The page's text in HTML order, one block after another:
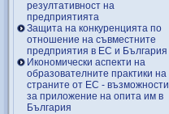
резултативност на
предприятията
Защита на конкуренцията по
отношение на съвместните
предприятия в ЕС и България
Икономически аспекти на
образователните практики на
страните от ЕС - възможности
за приложение на опита им в
България